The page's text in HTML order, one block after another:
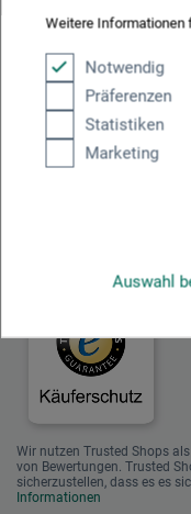
Weitere Informationen
Notwendig
Präferenzen
Statistiken
Marketing
Auswahl
entnehmen.
Zahlungsarten im
Wir nutzen Trusted Shops
von Bewertungen. Trusted
sicherzustellen, dass es es
Informationen